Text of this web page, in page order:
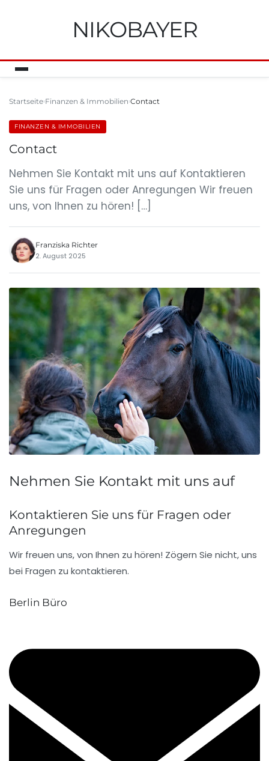
NIKOBAYER
Startseite Finanzen & Immobilien Contact
FINANZEN & IMMOBILIEN
Contact
Nehmen Sie Kontakt mit uns auf Kontaktieren
Sie uns für Fragen oder Anregungen Wir freuen
uns, von Ihnen zu hören! […]
Franziska Richter
2. August 2025
Nehmen Sie Kontakt mit uns auf
Kontaktieren Sie uns für Fragen oder
Anregungen
Wir freuen uns, von Ihnen zu hören! Zögern Sie nicht, uns
bei Fragen zu kontaktieren.
Berlin Büro